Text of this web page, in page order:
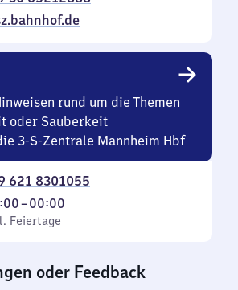
rund um die Themen
oder Sauberkeit
3-S-Zentrale Mannheim Hbf
621 8301055
–00:00
Feiertage
oder Feedback